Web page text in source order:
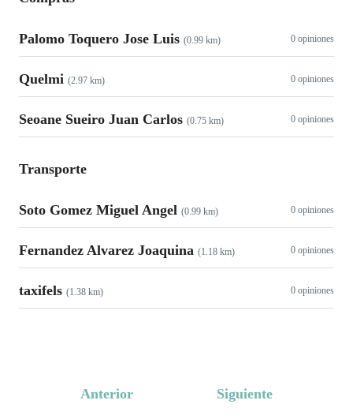
Palomo Toquero Jose Luis (0.99 km) 0 opiniones
Quelmi (2.97 km) 0 opiniones
Seoane Sueiro Juan Carlos (0.75 km) 0 opiniones
Transporte
Soto Gomez Miguel Angel (0.99 km) 0 opiniones
Fernandez Alvarez Joaquina (1.18 km) 0 opiniones
taxifels (1.38 km) 0 opiniones
Anterior Siguiente